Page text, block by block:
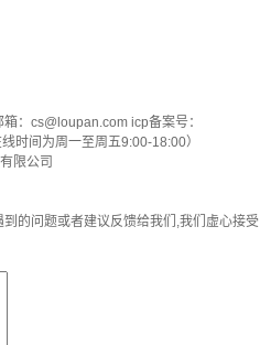
： cs@loupan.com icp备案号：
时间为周一至周五9:00-18:00）
限公司
的问题或者建议反馈给我们,我们虚心接受